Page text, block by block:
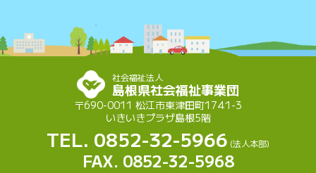
社会福祉法人
島根県社会福祉事業団
〒690-0011 松江市東津田町1741-3
いきいきプラザ島根5階
TEL. 0852-32-5966 (法人本部)
FAX. 0852-32-5968